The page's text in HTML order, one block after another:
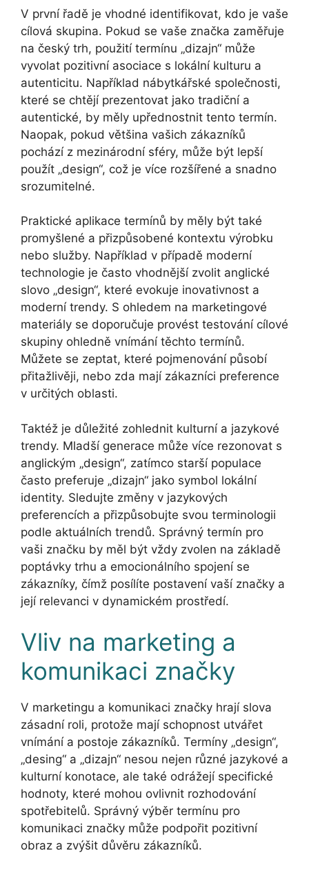
V první řadě je vhodné identifikovat, kdo je vaše
cílová skupina. Pokud se vaše značka zaměřuje
na český trh, použití termínu „dizajn“ může
vyvolat pozitivní asociace s lokální kulturu a
autenticitu. Například nábytkářské společnosti,
které se chtějí prezentovat jako tradiční a
autentické, by měly upřednostnit tento termín.
Naopak, pokud většina vašich zákazníků
pochází z mezinárodní sféry, může být lepší
použít „design“, což je více rozšířené a snadno
srozumitelné.
Praktické aplikace termínů by měly být také
promyšlené a přizpůsobené kontextu výrobku
nebo služby. Například v případě moderní
technologie je často vhodnější zvolit anglické
slovo „design“, které evokuje inovativnost a
moderní trendy. S ohledem na marketingové
materiály se doporučuje provést testování cílové
skupiny ohledně vnímání těchto termínů.
Můžete se zeptat, které pojmenování působí
přitažlivěji, nebo zda mají zákazníci preference
v určitých oblasti.
Taktéž je důležité zohlednit kulturní a jazykové
trendy. Mladší generace může více rezonovat s
anglickým „design“, zatímco starší populace
často preferuje „dizajn“ jako symbol lokální
identity. Sledujte změny v jazykových
preferencích a přizpůsobujte svou terminologii
podle aktuálních trendů. Správný termín pro
vaši značku by měl být vždy zvolen na základě
poptávky trhu a emocionálního spojení se
zákazníky, čímž posílíte postavení vaší značky a
její relevanci v dynamickém prostředí.
Vliv na marketing a
komunikaci značky
V marketingu a komunikaci značky hrají slova
zásadní roli, protože mají schopnost utvářet
vnímání a postoje zákazníků. Termíny „design“,
„desing“ a „dizajn“ nesou nejen různé jazykové a
kulturní konotace, ale také odrážejí specifické
hodnoty, které mohou ovlivnit rozhodování
spotřebitelů. Správný výběr termínu pro
komunikaci značky může podpořit pozitivní
obraz a zvýšit důvěru zákazníků.